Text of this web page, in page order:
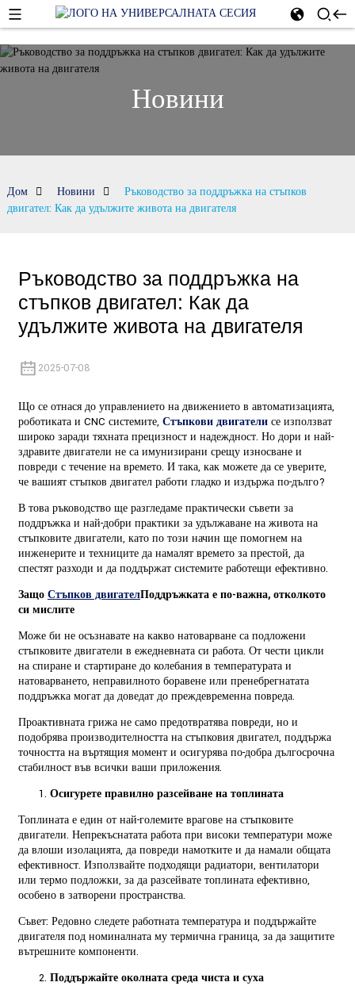
Новини
Дом Новини
Ръководство за поддръжка на стъпков
двигател: Как да удължите живота на двигателя
Ръководство за поддръжка на
стъпков двигател: Как да
удължите живота на двигателя
2025-07-08
Що се отнася до управлението на движението в автоматизацията,
роботиката и CNC системите, Стъпкови двигателисе използват
широко заради тяхната прецизност и надеждност. Но дори и най-
здравите двигатели не са имунизирани срещу износване и
повреди с течение на времето. И така, как можете да се уверите,
че вашият стъпков двигател работи гладко и издържа по-дълго?
В това ръководство ще разгледаме практически съвети за
поддръжка и най-добри практики за удължаване на живота на
стъпковите двигатели, като по този начин ще помогнем на
инженерите и техниците да намалят времето за престой, да
спестят разходи и да поддържат системите работещи ефективно.
Защо Стъпков двигателПоддръжката е по-важна, отколкото
си мислите
Може би не осъзнавате на какво натоварване са подложени
стъпковите двигатели в ежедневната си работа. От чести цикли
на спиране и стартиране до колебания в температурата и
натоварването, неправилното боравене или пренебрегнатата
поддръжка могат да доведат до преждевременна повреда.
Проактивната грижа не само предотвратява повреди, но и
подобрява производителността на стъпковия двигател, поддържа
точността на въртящия момент и осигурява по-добра дългосрочна
стабилност във всички ваши приложения.
Осигурете правилно разсейване на топлината
Топлината е един от най-големите врагове на стъпковите
двигатели. Непрекъснатата работа при високи температури може
да влоши изолацията, да повреди намотките и да намали общата
ефективност. Използвайте подходящи радиатори, вентилатори
или термо подложки, за да разсейвате топлината ефективно,
особено в затворени пространства.
Съвет: Редовно следете работната температура и поддържайте
двигателя под номиналната му термична граница, за да защитите
вътрешните компоненти.
Поддържайте околната среда чиста и суха